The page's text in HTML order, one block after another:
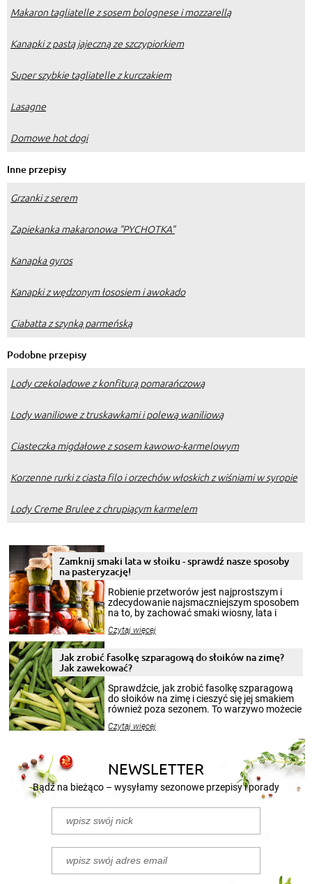
Makaron tagliatelle z sosem bolognese i mozzarellą
Kanapki z pastą jajeczną ze szczypiorkiem
Super szybkie tagliatelle z kurczakiem
Lasagne
Domowe hot dogi
Inne przepisy
Grzanki z serem
Zapiekanka makaronowa "PYCHOTKA"
Kanapka gyros
Kanapki z wędzonym łososiem i awokado
Ciabatta z szynką parmeńską
Podobne przepisy
Lody czekoladowe z konfiturą pomarańczową
Lody waniliowe z truskawkami i polewą waniliową
Ciasteczka migdałowe z sosem kawowo-karmelowym
Korzenne rurki z ciasta filo i orzechów włoskich z wiśniami w syropie
Lody Creme Brulee z chrupiącym karmelem
Zamknij smaki lata w słoiku - sprawdź nasze sposoby
na pasteryzację!
Robienie przetworów jest najprostszym i
zdecydowanie najsmaczniejszym sposobem
na to, by zachować smaki wiosny, lata i
krajobrazów, by cieszyć nimi oko w sezonie
pełni poczuć atmosferę cieplejszych
miesięcy. Przygotowanie słoików ze
patenty, które pozwolą zachować świeżość
przetworów.
Czytaj więcej
Jak zrobić fasolkę szparagową do słoików na zimę?
Jak zawekować?
Sprawdźcie, jak zrobić fasolkę szparagową
do słoików na zimę i cieszyć się jej smakiem
również poza sezonem. To warzywo możecie
nasze propozycje!
Czytaj więcej
NEWSLETTER
Bądź na bieżąco – wysyłamy sezonowe przepisy i porady